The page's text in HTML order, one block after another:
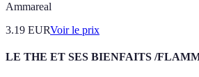
Ammareal
3.19 EURVoir le prix
LE THE ET SES BIENFAITS /